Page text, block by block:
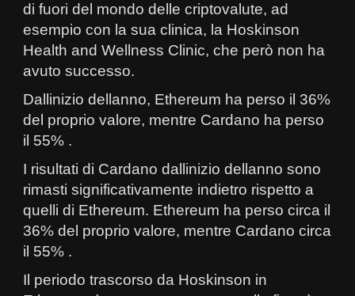
di fuori del mondo delle criptovalute, ad
esempio con la sua clinica, la Hoskinson
Health and Wellness Clinic, che però non ha
avuto successo.
Dallinizio dellanno, Ethereum ha perso il 36%
del proprio valore, mentre Cardano ha perso
il 55% .
I risultati di Cardano dallinizio dellanno sono
rimasti significativamente indietro rispetto a
quelli di Ethereum. Ethereum ha perso circa il
36% del proprio valore, mentre Cardano circa
il 55% .
Il periodo trascorso da Hoskinson in